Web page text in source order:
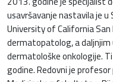
usavršavanje nastavila je
University of California
dermatopatolog, a
dermatološke onkologije.
godine. Redovni je